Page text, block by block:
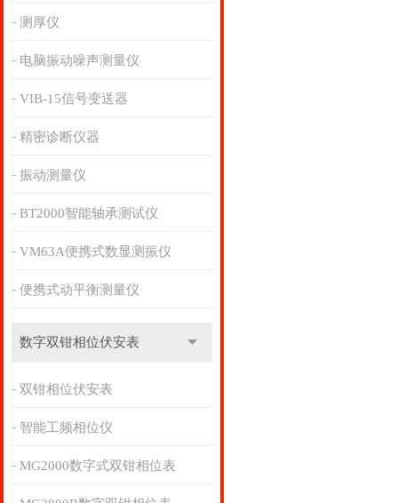
测厚仪
电脑振动噪声测量仪
VIB-15信号变送器
精密诊断仪器
振动测量仪
BT2000智能轴承测试仪
VM63A便携式数显测振仪
便携式动平衡测量仪
数字双钳相位伏安表
双钳相位伏安表
智能工频相位仪
MG2000数字式双钳相位表